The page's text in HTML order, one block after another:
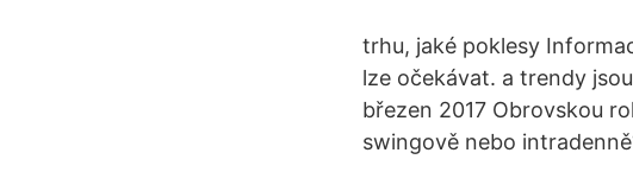
trhu, jaké poklesy
lze očekávat. a trendy
březen 2017 Obrovskou
swingově nebo